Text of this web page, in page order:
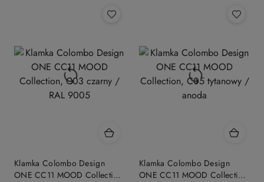
Klamka Colombo Design
ONE CC11 MOOD Collection,
Klamka Colombo Design
ONE CC11 MOOD Collection,